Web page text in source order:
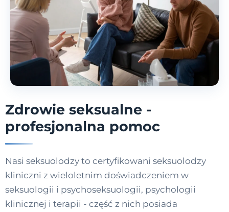
Zdrowie seksualne -
profesjonalna pomoc
Nasi seksuolodzy to certyfikowani seksuolodzy
kliniczni z wieloletnim doświadczeniem w
seksuologii i psychoseksuologii, psychologii
klinicznej i terapii - część z nich posiada